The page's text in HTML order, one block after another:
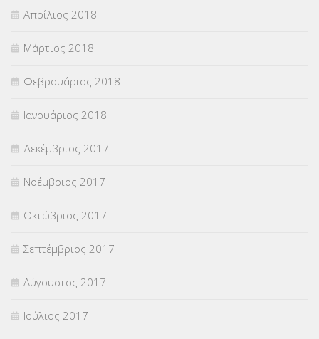
Απρίλιος 2018
Μάρτιος 2018
Φεβρουάριος 2018
Ιανουάριος 2018
Δεκέμβριος 2017
Νοέμβριος 2017
Οκτώβριος 2017
Σεπτέμβριος 2017
Αύγουστος 2017
Ιούλιος 2017